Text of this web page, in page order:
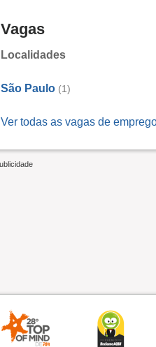
Vagas
Localidades
São Paulo (1)
Ver todas as vagas de